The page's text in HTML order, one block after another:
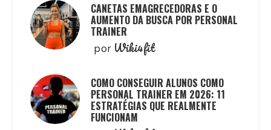
CANETAS EMAGRECEDORAS E O
AUMENTO DA BUSCA POR PERSONAL
TRAINER
por Wiki4fit
COMO CONSEGUIR ALUNOS COMO
PERSONAL TRAINER EM 2026: 11
ESTRATÉGIAS QUE REALMENTE
FUNCIONAM